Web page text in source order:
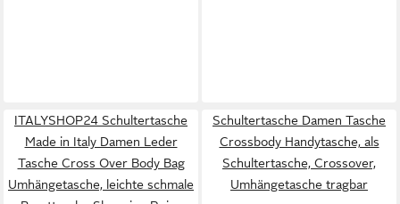
ITALYSHOP24 Schultertasche
Made in Italy Damen Leder
Tasche Cross Over Body Bag
Umhängetasche, leichte schmale
Schultertasche Damen Tasche
Crossbody Handytasche, als
Schultertasche, Crossover,
Umhängetasche tragbar